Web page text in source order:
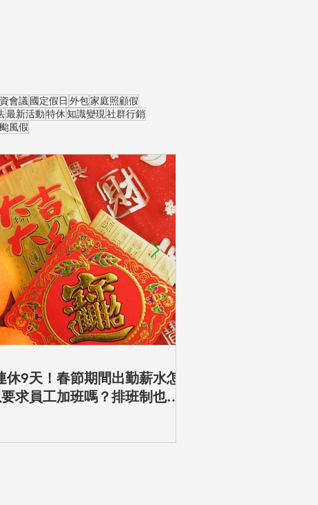
會議國定假日 外包家庭照顧假
最新活動特休知識變現社群行銷
颱風假
休9天！春節期間出勤薪水怎
求員工加班嗎？排班制也有